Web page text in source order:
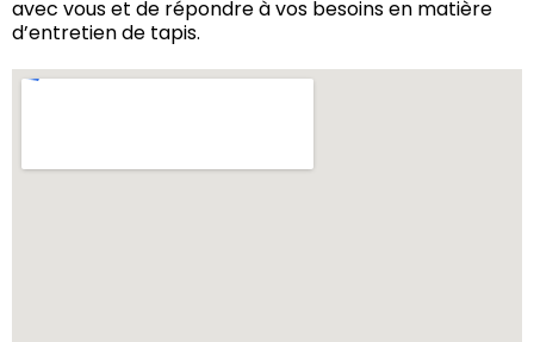
avec vous et de répondre à vos besoins en matière
d’entretien de tapis.